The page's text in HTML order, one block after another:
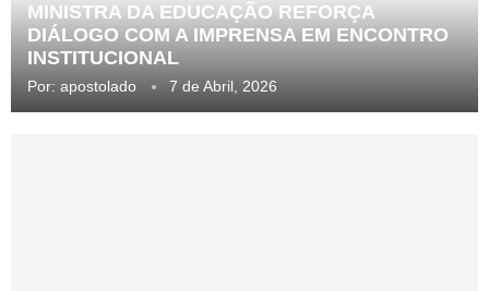
MINISTRA DA EDUCAÇÃO REFORÇA
DIÁLOGO COM A IMPRENSA EM ENCONTRO
INSTITUCIONAL
Por: apostolado 7 de Abril, 2026